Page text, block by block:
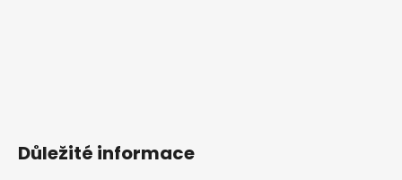
Důležité informace